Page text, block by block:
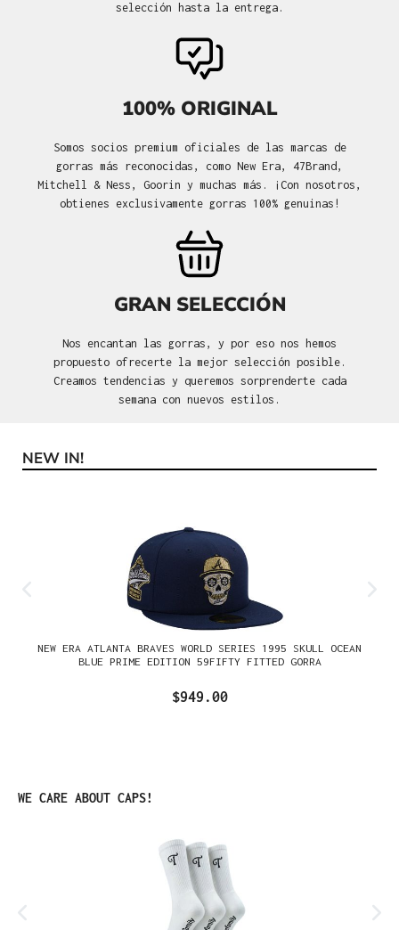
selección hasta la entrega.
100% ORIGINAL
Somos socios premium oficiales de las marcas de
gorras más reconocidas, como New Era, 47Brand,
Mitchell & Ness, Goorin y muchas más. ¡Con nosotros,
obtienes exclusivamente gorras 100% genuinas!
GRAN SELECCIÓN
Nos encantan las gorras, y por eso nos hemos
propuesto ofrecerte la mejor selección posible.
Creamos tendencias y queremos sorprenderte cada
semana con nuevos estilos.
Omitir la galería de productos
NEW IN!
NEW ERA ATLANTA BRAVES WORLD SERIES 1995 SKULL OCEAN
BLUE PRIME EDITION 59FIFTY FITTED GORRA
$949.00
Omitir la galería de productos
WE CARE ABOUT CAPS!